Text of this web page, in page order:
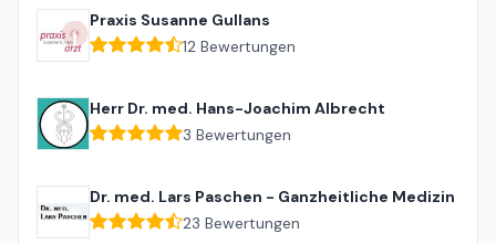
Praxis Susanne Gullans
12 Bewertungen
Herr Dr. med. Hans-Joachim Albrecht
3 Bewertungen
Dr. med. Lars Paschen - Ganzheitliche Medizin
23 Bewertungen